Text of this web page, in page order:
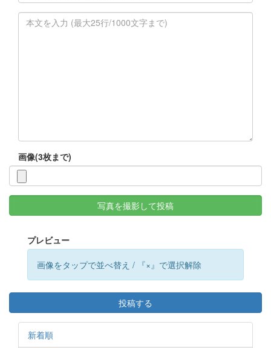
画像(3枚まで)
写真を撮影して投稿
プレビュー
画像をタップで並べ替え / 『×』で選択解除
投稿する
新着順